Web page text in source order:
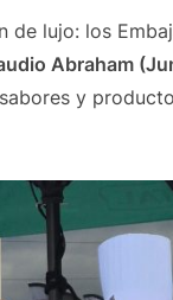
lujo: los
Abraham
y